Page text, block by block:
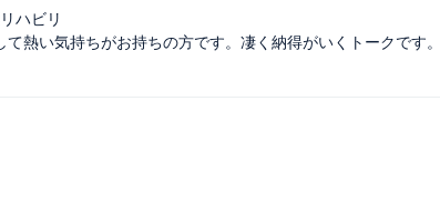
ハビリ
て熱い気持ちがお持ちの方です。凄く納得がいくトークです